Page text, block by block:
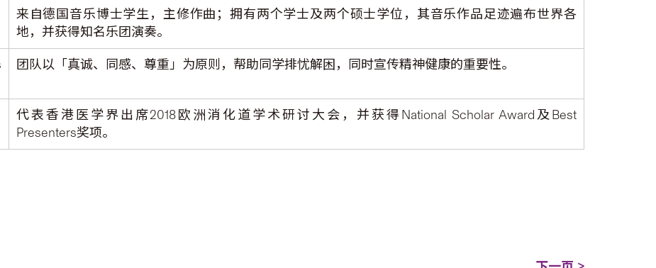
来自德国音乐博士学生，主修作曲；拥有两个学士及两个硕士学位，其音乐作品足迹遍布世界各
地，并获得知名乐团演奏。
团队以「真诚、同感、尊重」为原则，帮助同学排忧解困，同时宣传精神健康的重要性。
代表香港医学界出席2018欧洲消化道学术研讨大会，并获得National Scholar Award及Best
Presenters奖项。